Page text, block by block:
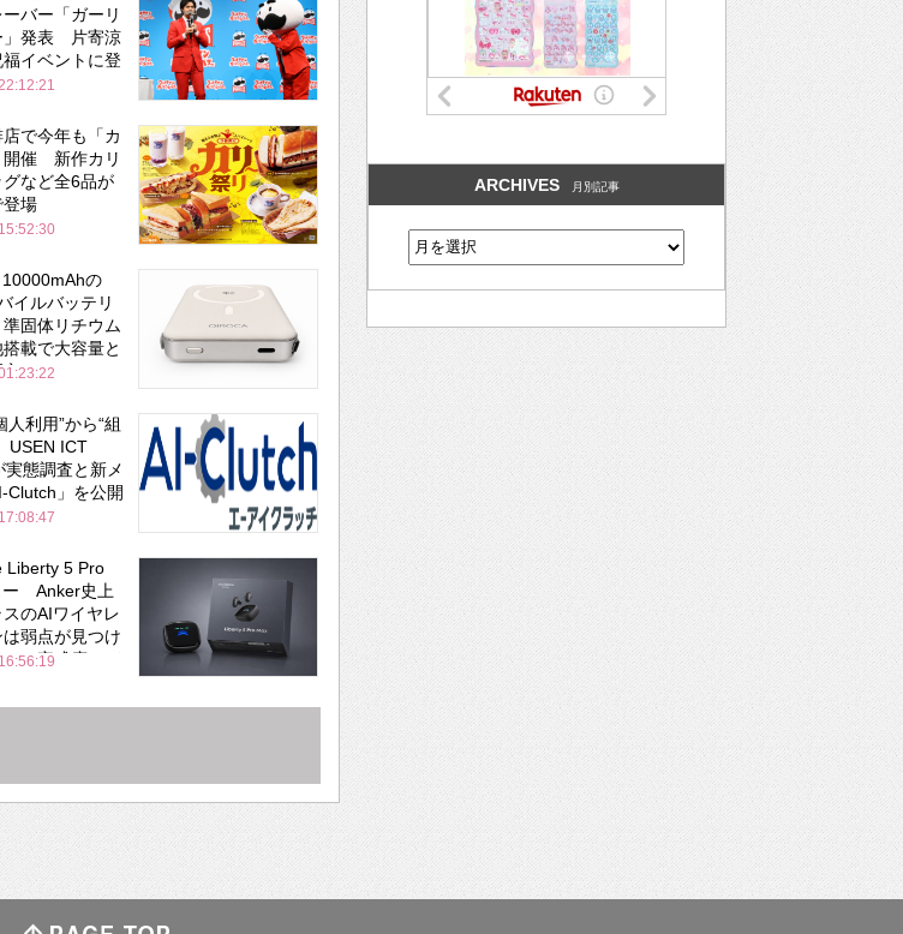
バー「ガーリ
」発表 片寄涼
イベントに登
で今年も「カ
開催 新作カリ
など全6品が
登場
の
イルバッテリ
固体リチウム
載で大容量と
立
人利用”から“組
USEN ICT
態調査と新メ
Clutch」を公開
Liberty 5 Pro
ー Anker史上
のAIワイヤレ
弱点が見つけ
の完成度にび
ARCHIVES 月別記事